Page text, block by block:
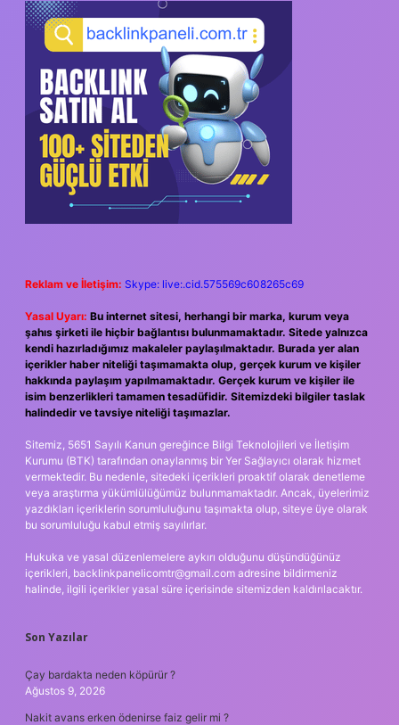
Reklam ve İletişim: Skype: live:.cid.575569c608265c69
Yasal Uyarı: Bu internet sitesi, herhangi bir marka, kurum veya
şahıs şirketi ile hiçbir bağlantısı bulunmamaktadır. Sitede yalnızca
kendi hazırladığımız makaleler paylaşılmaktadır. Burada yer alan
içerikler haber niteliği taşımamakta olup, gerçek kurum ve kişiler
hakkında paylaşım yapılmamaktadır. Gerçek kurum ve kişiler ile
isim benzerlikleri tamamen tesadüfidir. Sitemizdeki bilgiler taslak
halindedir ve tavsiye niteliği taşımazlar.
Sitemiz, 5651 Sayılı Kanun gereğince Bilgi Teknolojileri ve İletişim
Kurumu (BTK) tarafından onaylanmış bir Yer Sağlayıcı olarak hizmet
vermektedir. Bu nedenle, sitedeki içerikleri proaktif olarak denetleme
veya araştırma yükümlülüğümüz bulunmamaktadır. Ancak, üyelerimiz
yazdıkları içeriklerin sorumluluğunu taşımakta olup, siteye üye olarak
bu sorumluluğu kabul etmiş sayılırlar.
Hukuka ve yasal düzenlemelere aykırı olduğunu düşündüğünüz
içerikleri, backlinkpanelicomtr@gmail.com adresine bildirmeniz
halinde, ilgili içerikler yasal süre içerisinde sitemizden kaldırılacaktır.
Son Yazılar
Çay bardakta neden köpürür ?
Ağustos 9, 2026
Nakit avans erken ödenirse faiz gelir mi ?